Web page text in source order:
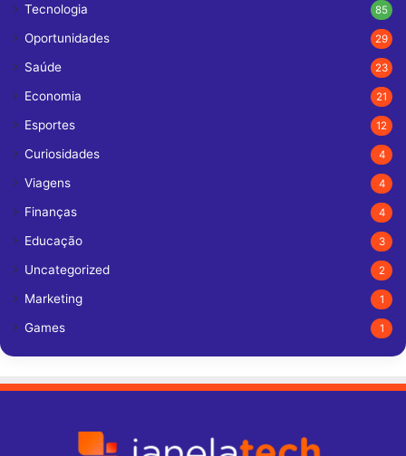
Tecnologia 85
Oportunidades 29
Saúde 23
Economia 21
Esportes 12
Curiosidades 4
Viagens 4
Finanças 4
Educação 3
Uncategorized 2
Marketing 1
Games 1